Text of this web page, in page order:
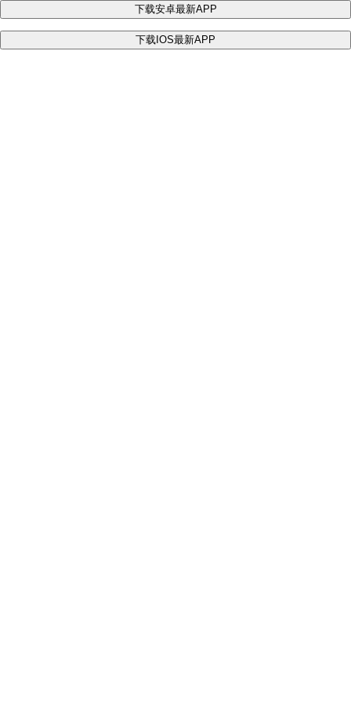
下载安卓最新APP
下载IOS最新APP